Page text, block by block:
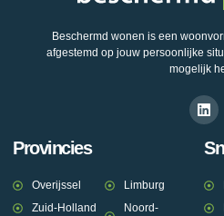
Beschermd wonen is een
afgestemd op jouw persoonlijke
mogelijk
Provincies
Overijssel
Zuid-Holland
Limburg
Noord-